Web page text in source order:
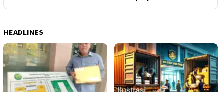
HEADLINES